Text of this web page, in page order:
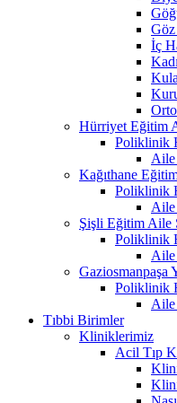
Göz
İç
Hürriyet Eğitim
Poliklinik
Kağıthane
Poliklinik
Şişli Eğitim Aile
Poliklinik
Gaziosmanpaşa
Poliklinik
Tıbbi Birimler
Kliniklerimiz
Acil Tıp